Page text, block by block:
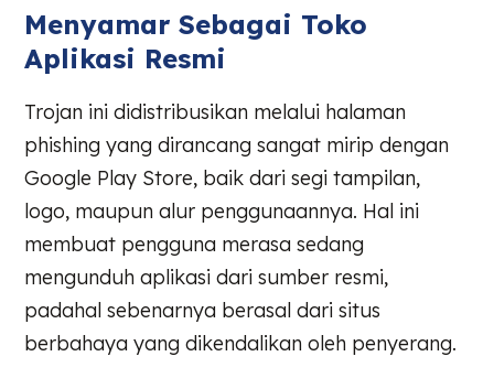
Menyamar Sebagai Toko
Aplikasi Resmi
Trojan ini didistribusikan melalui halaman
phishing yang dirancang sangat mirip dengan
Google Play Store, baik dari segi tampilan,
logo, maupun alur penggunaannya. Hal ini
membuat pengguna merasa sedang
mengunduh aplikasi dari sumber resmi,
padahal sebenarnya berasal dari situs
berbahaya yang dikendalikan oleh penyerang.